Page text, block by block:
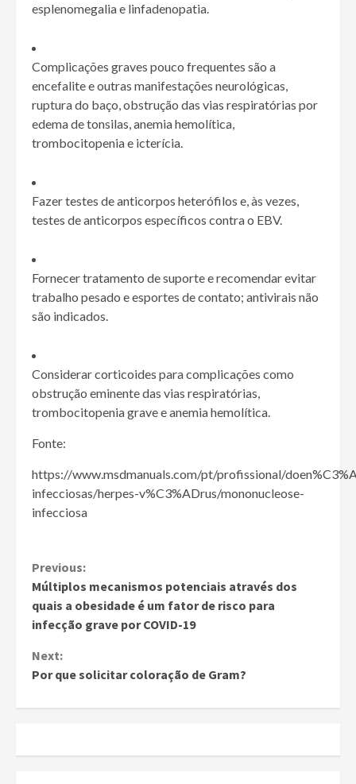
esplenomegalia e linfadenopatia.
Complicações graves pouco frequentes são a
encefalite e outras manifestações neurológicas,
ruptura do baço, obstrução das vias respiratórias por
edema de tonsilas, anemia hemolítica,
trombocitopenia e icterícia.
Fazer testes de anticorpos heterófilos e, às vezes,
testes de anticorpos específicos contra o EBV.
Fornecer tratamento de suporte e recomendar evitar
trabalho pesado e esportes de contato; antivirais não
são indicados.
Considerar corticoides para complicações como
obstrução eminente das vias respiratórias,
trombocitopenia grave e anemia hemolítica.
Fonte:
https://www.msdmanuals.com/pt/profissional/
infecciosas/herpes-v%C3%ADrus/mononucleose-
infecciosa
Continue
Reading
Previous:
Múltiplos mecanismos potenciais através dos
quais a obesidade é um fator de risco para
infecção grave por COVID-19
Next:
Por que solicitar coloração de Gram?